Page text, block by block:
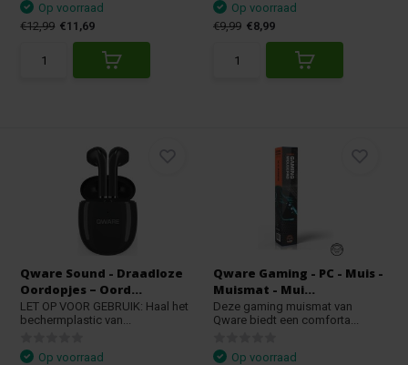
Op voorraad
€12,99 €11,69
Op voorraad
€9,99 €8,99
Qware Sound - Draadloze
Oordopjes – Oord...
LET OP VOOR GEBRUIK: Haal het
bechermplastic van...
Op voorraad
Qware Gaming - PC - Muis -
Muismat - Mui...
Deze gaming muismat van
Qware biedt een comforta...
Op voorraad